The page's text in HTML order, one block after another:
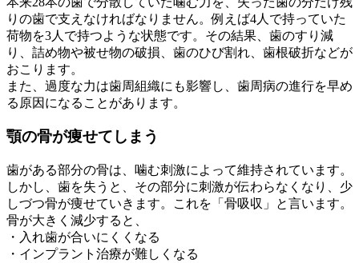
りの歯で支えなければなりません。例えば4人で持っていた
荷物を3人で持つような状態です。その結果、歯のすり減
り、詰め物や被せ物の破損、歯のひび割れ、歯根破折などが
おこります。
また、過度な力は歯周組織にも影響し、歯周病の進行を早め
る原因になることがあります。
顎の骨が痩せてしまう
歯がある部分の骨は、噛む刺激によって維持されています。
しかし、歯を失うと、その部分に刺激が伝わらなくなり、少
しづつ骨が痩せていきます。これを「骨吸収」と言います。
骨が大きく減少すると、
・入れ歯が合いにくくなる
・インプラント治療が難しくなる